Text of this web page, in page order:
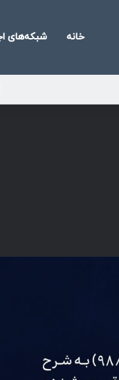
خانه شبکه‌های